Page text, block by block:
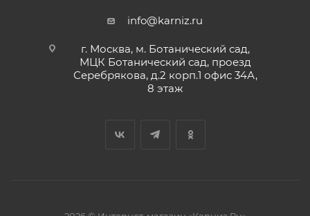
info@karniz.ru
г. Москва, м. Ботанический сад,
МЦК Ботанический сад, проезд
Серебрякова, д.2 корп.1 офис 34А,
8 этаж